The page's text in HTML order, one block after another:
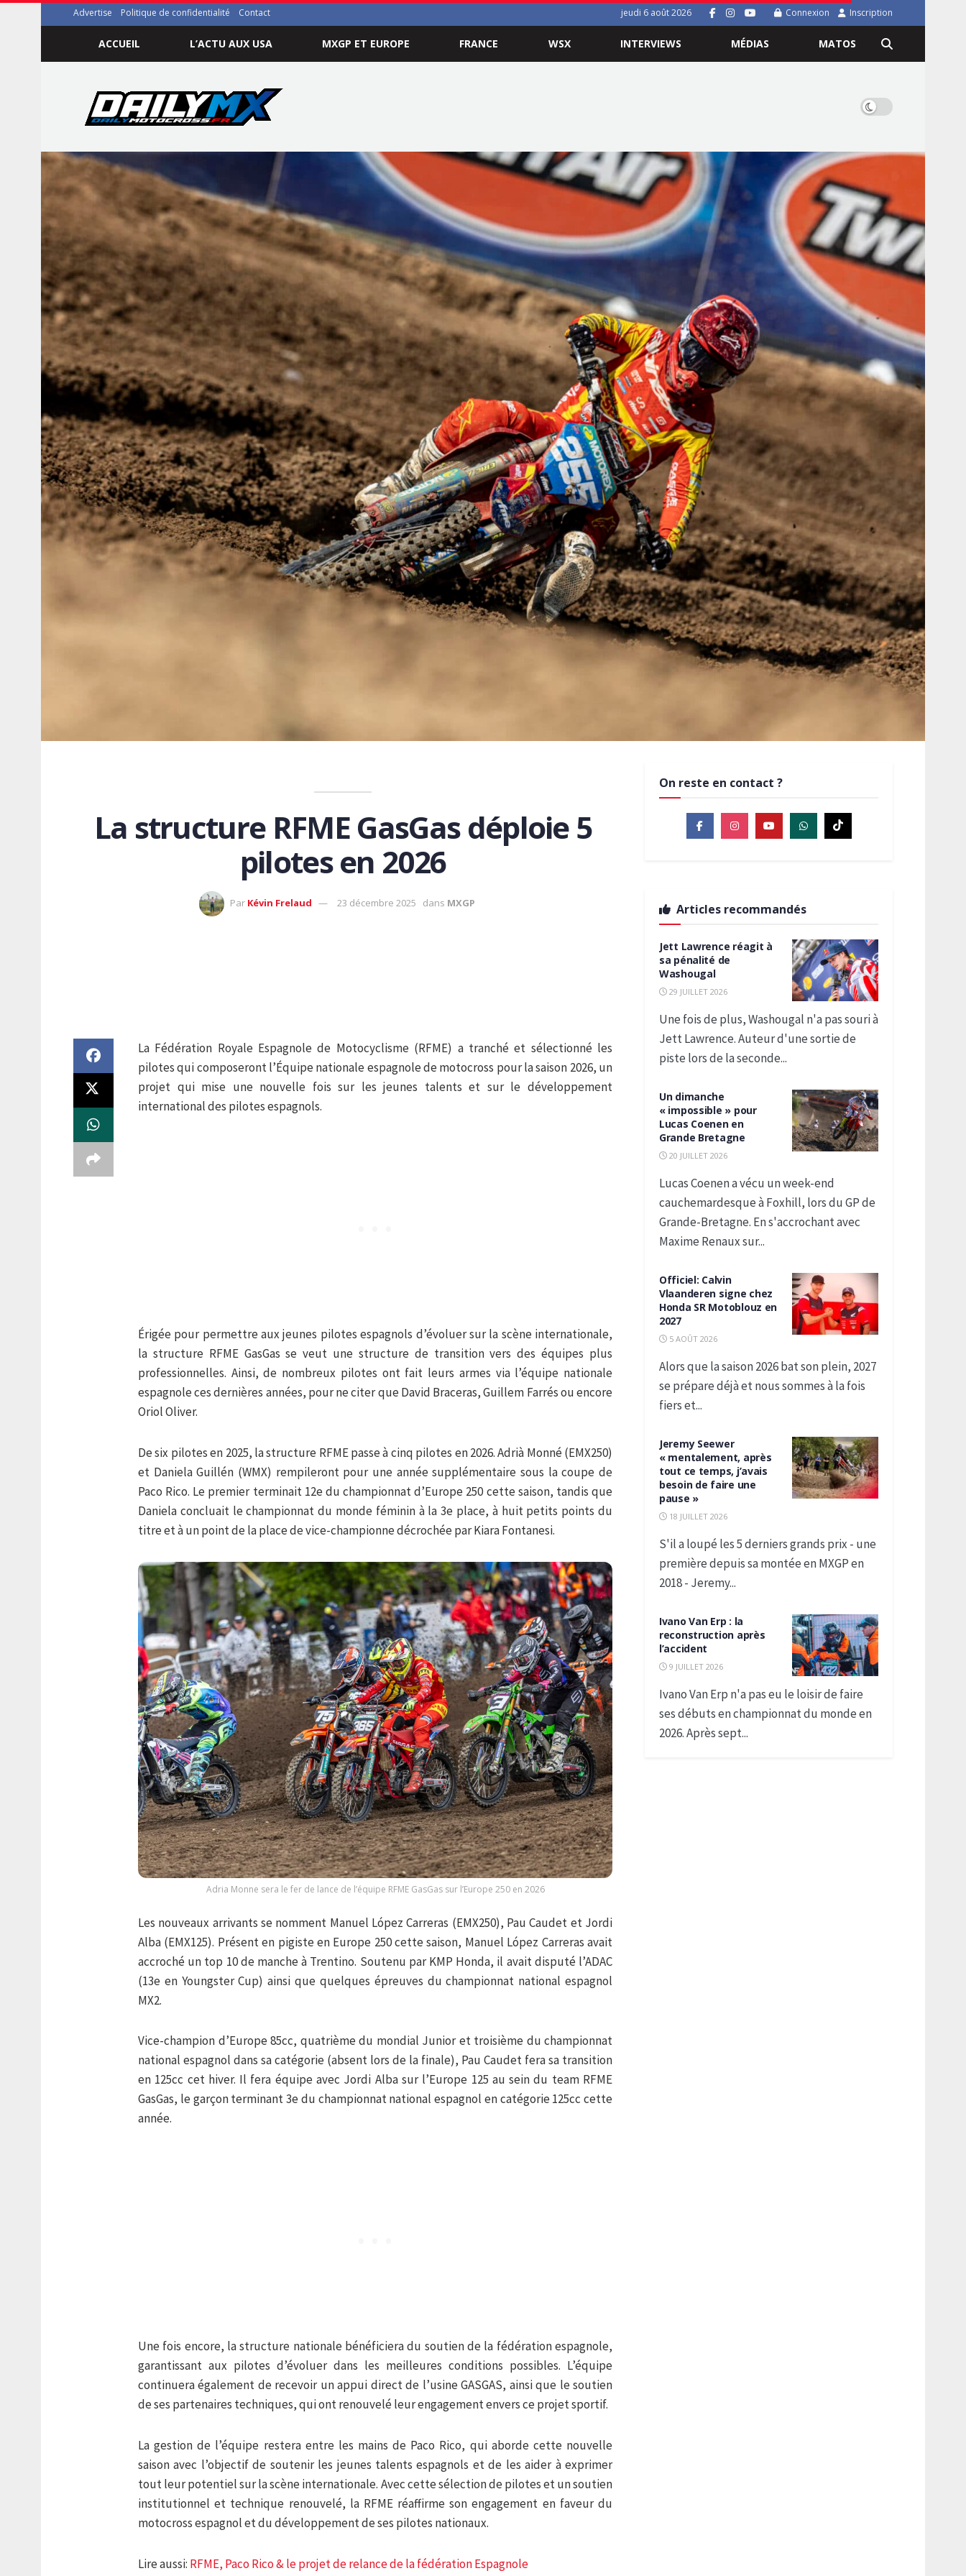
Advertise Politique de confidentialité Contact jeudi 6 août 2026 Connexion Inscription
ACCUEIL L’ACTU AUX USA MXGP ET EUROPE FRANCE WSX INTERVIEWS MÉDIAS MATOS
La structure RFME GasGas déploie 5
pilotes en 2026
Par Kévin Frelaud 23 décembre 2025 dans MXGP
La Fédération Royale Espagnole de Motocyclisme (RFME) a tranché et sélectionné les
pilotes qui composeront l’Équipe nationale espagnole de motocross pour la saison 2026, un
projet qui mise une nouvelle fois sur les jeunes talents et sur le développement
international des pilotes espagnols.
Érigée pour permettre aux jeunes pilotes espagnols d’évoluer sur la scène internationale,
la structure RFME GasGas se veut une structure de transition vers des équipes plus
professionnelles. Ainsi, de nombreux pilotes ont fait leurs armes via l’équipe nationale
espagnole ces dernières années, pour ne citer que David Braceras, Guillem Farrés ou encore
Oriol Oliver.
De six pilotes en 2025, la structure RFME passe à cinq pilotes en 2026. Adrià Monné (EMX250)
et Daniela Guillén (WMX) rempileront pour une année supplémentaire sous la coupe de
Paco Rico. Le premier terminait 12e du championnat d’Europe 250 cette saison, tandis que
Daniela concluait le championnat du monde féminin à la 3e place, à huit petits points du
titre et à un point de la place de vice-championne décrochée par Kiara Fontanesi.
Adria Monne sera le fer de lance de l’équipe RFME GasGas sur l’Europe 250 en 2026
Les nouveaux arrivants se nomment Manuel López Carreras (EMX250), Pau Caudet et Jordi
Alba (EMX125). Présent en pigiste en Europe 250 cette saison, Manuel López Carreras avait
accroché un top 10 de manche à Trentino. Soutenu par KMP Honda, il avait disputé l’ADAC
(13e en Youngster Cup) ainsi que quelques épreuves du championnat national espagnol
MX2.
Vice-champion d’Europe 85cc, quatrième du mondial Junior et troisième du championnat
national espagnol dans sa catégorie (absent lors de la finale), Pau Caudet fera sa transition
en 125cc cet hiver. Il fera équipe avec Jordi Alba sur l’Europe 125 au sein du team RFME
GasGas, le garçon terminant 3e du championnat national espagnol en catégorie 125cc cette
année.
Une fois encore, la structure nationale bénéficiera du soutien de la fédération espagnole,
garantissant aux pilotes d’évoluer dans les meilleures conditions possibles. L’équipe
continuera également de recevoir un appui direct de l’usine GASGAS, ainsi que le soutien
de ses partenaires techniques, qui ont renouvelé leur engagement envers ce projet sportif.
La gestion de l’équipe restera entre les mains de Paco Rico, qui aborde cette nouvelle
saison avec l’objectif de soutenir les jeunes talents espagnols et de les aider à exprimer
tout leur potentiel sur la scène internationale. Avec cette sélection de pilotes et un soutien
institutionnel et technique renouvelé, la RFME réaffirme son engagement en faveur du
motocross espagnol et du développement de ses pilotes nationaux.
Lire aussi: RFME, Paco Rico & le projet de relance de la fédération Espagnole
On reste en contact ?
Articles recommandés
Jett Lawrence réagit à
sa pénalité de
Washougal
29 JUILLET 2026
Une fois de plus, Washougal n'a pas souri à
Jett Lawrence. Auteur d'une sortie de
piste lors de la seconde...
Un dimanche
« impossible » pour
Lucas Coenen en
Grande Bretagne
20 JUILLET 2026
Lucas Coenen a vécu un week-end
cauchemardesque à Foxhill, lors du GP de
Grande-Bretagne. En s'accrochant avec
Maxime Renaux sur...
Officiel: Calvin
Vlaanderen signe chez
Honda SR Motoblouz en
2027
5 AOÛT 2026
Alors que la saison 2026 bat son plein, 2027
se prépare déjà et nous sommes à la fois
fiers et...
Jeremy Seewer
« mentalement, après
tout ce temps, j’avais
besoin de faire une
pause »
18 JUILLET 2026
S'il a loupé les 5 derniers grands prix - une
première depuis sa montée en MXGP en
2018 - Jeremy...
Ivano Van Erp : la
reconstruction après
l’accident
9 JUILLET 2026
Ivano Van Erp n'a pas eu le loisir de faire
ses débuts en championnat du monde en
2026. Après sept...